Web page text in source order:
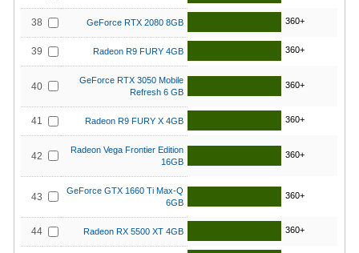
38 GeForce RTX 2080 8GB 360+
39 Radeon R9 FURY 4GB 360+
40
GeForce RTX 3050 Mobile
Refresh 6 GB
360+
41 Radeon R9 FURY X 4GB 360+
42
Radeon Vega Frontier Edition
16GB
360+
43
GeForce GTX 1660 Ti Max-Q
6GB
360+
44 Radeon RX 5500 XT 4GB 360+